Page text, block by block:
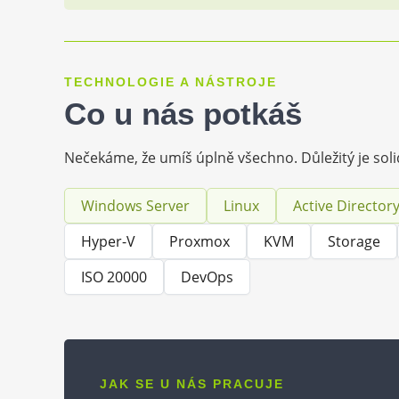
TECHNOLOGIE A NÁSTROJE
Co u nás potkáš
Nečekáme, že umíš úplně všechno. Důležitý je
Windows Server Linux
Active Directory
Hyper-V
Proxmox KVM
Storage
ISO 20000
DevOps
JAK SE U NÁS PRACUJE